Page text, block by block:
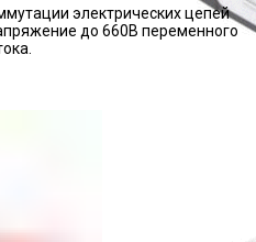
электрических цепей
до 660В переменного